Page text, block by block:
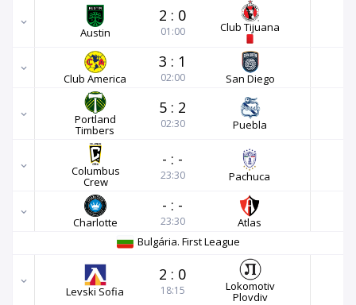
Austin
2 : 0
01:00 Club Tijuana
Club America
3 : 1
02:00 San Diego
Portland
Timbers
5 : 2
02:30 Puebla
Columbus
Crew
- : -
23:30 Pachuca
Charlotte
- : -
23:30
Atlas
Bulgária. First League
Levski Sofia
2 : 0
18:15 Lokomotiv
Plovdiv